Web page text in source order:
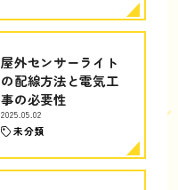
屋外センサーライト
の配線方法と電気工
事の必要性
2025.05.02
未分類